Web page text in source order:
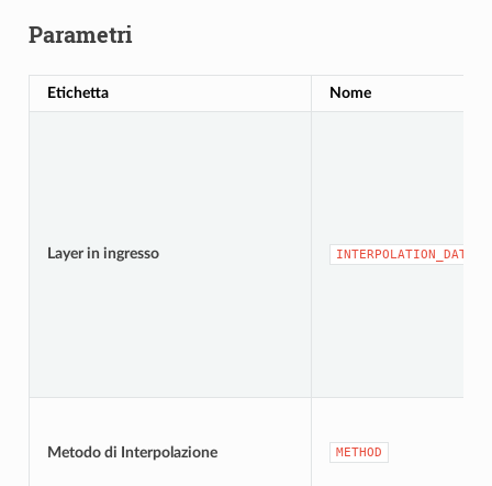
Parametri
Etichetta Nome
Layer in ingresso INTERPOLATION_DATA
Metodo di Interpolazione METHOD